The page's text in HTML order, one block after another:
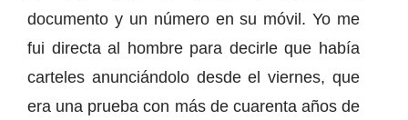
documento y un número en su móvil. Yo me
fui directa al hombre para decirle que había
carteles anunciándolo desde el viernes, que
era una prueba con más de cuarenta años de